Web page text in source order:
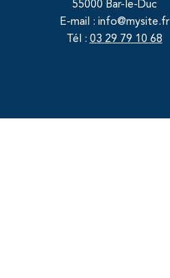
55000 Bar-le-Duc
E-mail : info@mysite.fr
Tél : 03 29 79 10 68